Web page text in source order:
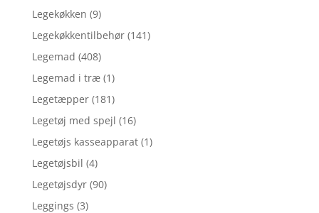
Legekøkken (9)
Legekøkkentilbehør (141)
Legemad (408)
Legemad i træ (1)
Legetæpper (181)
Legetøj med spejl (16)
Legetøjs kasseapparat (1)
Legetøjsbil (4)
Legetøjsdyr (90)
Leggings (3)